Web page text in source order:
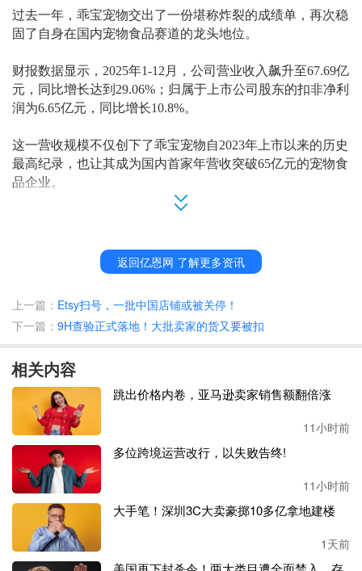
过去一年，乖宝宠物交出了一份堪称炸裂的成绩单，再次稳
固了自身在国内宠物食品赛道的龙头地位。
财报数据显示， 2025年1-12月，公司营业收入飙升至67.69亿
元，同比增长达到29.06%；归属于上市公司股东的扣非净利
润为6.65亿元，同比增长10.8%。
这一营收规模不仅创下了乖宝宠物自2023年上市以来的历史
最高纪录，也让其成为国内首家年营收突破65亿元的宠物食
品企业。
新增超15亿元，增速较2024年的25.3%也进一步提升，展现
出强劲的扩张能力，同时说明在消费疲软的大环境下，消费
从季度表现来看，2025年四个季度营收分别为14.80亿元、1
他季度都呈稳步增长态势；其中第四季度营收突破20亿元，
成为全年业绩增长的主要推动力。
然而，进入2026年后，公司业绩却出现了明显波动。最新财
报数据显示，2026年第一季度，公司营收16.44亿元，同比
虽保持11.08%的增长，但增速较2025年同期的32.7%明显放
缓。
更值得关注的是，公司盈利数据大幅下降，一季度归母净利
润同比下滑39.50%，降至1.24亿元，对比2025年第一季度的
归母净利润（约2.05亿元），今年直接缩水了约8000万元。
返回亿恩网 了解更多资讯
上一篇： Etsy扫号，一批中国店铺或被关停！
下一篇： 9H查验正式落地！大批卖家的货又要被扣
相关内容
跳出价格内卷，亚马逊卖家销售额翻倍涨
11小时前
多位跨境运营改行，以失败告终!
11小时前
大手笔！深圳3C大卖豪掷10多亿拿地建楼
1天前